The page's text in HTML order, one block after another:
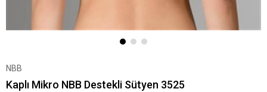
NBB
Kaplı Mikro NBB Destekli Sütyen 3525